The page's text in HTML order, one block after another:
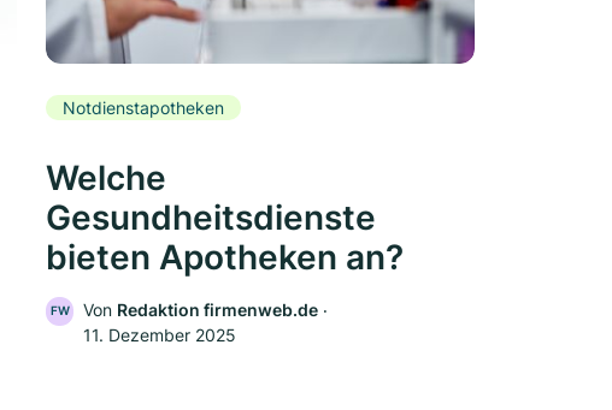
Notdienstapotheken
Welche
Gesundheitsdienste
bieten Apotheken an?
FW Von Redaktion firmenweb.de ‧
11. Dezember 2025